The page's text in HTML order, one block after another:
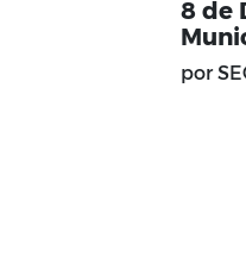
8 de
por